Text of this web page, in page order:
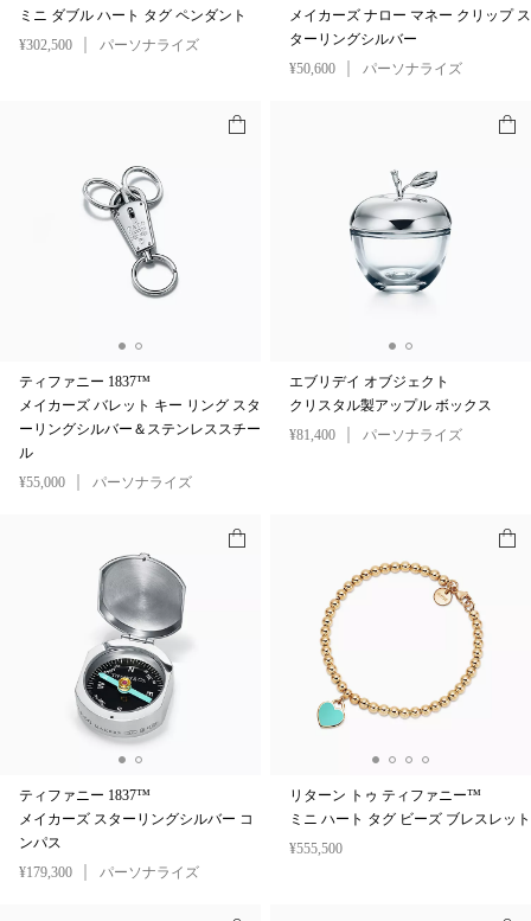
ミニ ダブル ハート タグ ペンダント
¥302,500
パーソナライズ
メイカーズ ナロー マネー クリップ ス
ターリングシルバー
¥50,600
パーソナライズ
ティファニー 1837™
メイカーズ バレット キー リング スタ
ーリングシルバー＆ステンレススチー
ル
¥55,000
パーソナライズ
エブリデイ オブジェクト
クリスタル製アップル ボックス
¥81,400
パーソナライズ
ティファニー 1837™
メイカーズ スターリングシルバー コ
ンパス
¥179,300
パーソナライズ
リターン トゥ ティファニー™
ミニ ハート タグ ビーズ ブレスレット
¥555,500